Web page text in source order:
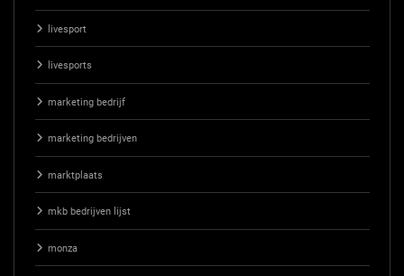
livesport
livesports
marketing bedrijf
marketing bedrijven
marktplaats
mkb bedrijven lijst
monza